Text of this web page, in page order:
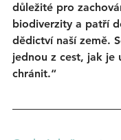
důležité pro
biodiverzity a patří
dědictví naší země.
jednou z cest, jak je
chránit.“